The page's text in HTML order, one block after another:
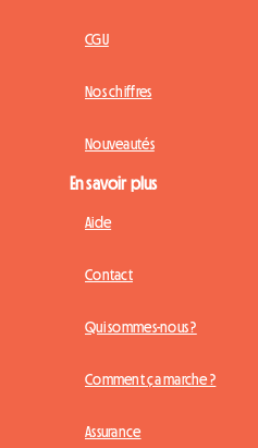
CGU
Nos chiffres
Nouveautés
En savoir plus
Aide
Contact
Qui sommes-nous ?
Comment ça marche ?
Assurance